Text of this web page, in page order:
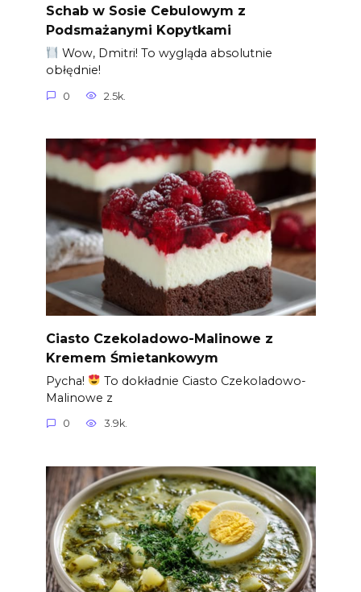
Schab w Sosie Cebulowym z
Podsmażanymi Kopytkami
Wow, Dmitri! To wygląda absolutnie
obłędnie!
0 2.5k.
Ciasto Czekoladowo-Malinowe z
Kremem Śmietankowym
Pycha!
To dokładnie Ciasto Czekoladowo-
Malinowe z
0 3.9k.